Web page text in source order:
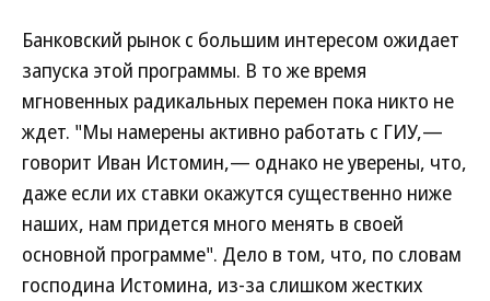
Банковский рынок с большим интересом ожидает
запуска этой программы. В то же время
мгновенных радикальных перемен пока никто не
ждет. "Мы намерены активно работать с ГИУ,—
говорит Иван Истомин,— однако не уверены, что,
даже если их ставки окажутся существенно ниже
наших, нам придется много менять в своей
основной программе". Дело в том, что, по словам
господина Истомина, из-за слишком жестких